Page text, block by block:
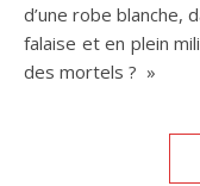
d’une robe blanche,
falaise et en plein
des mortels ? »